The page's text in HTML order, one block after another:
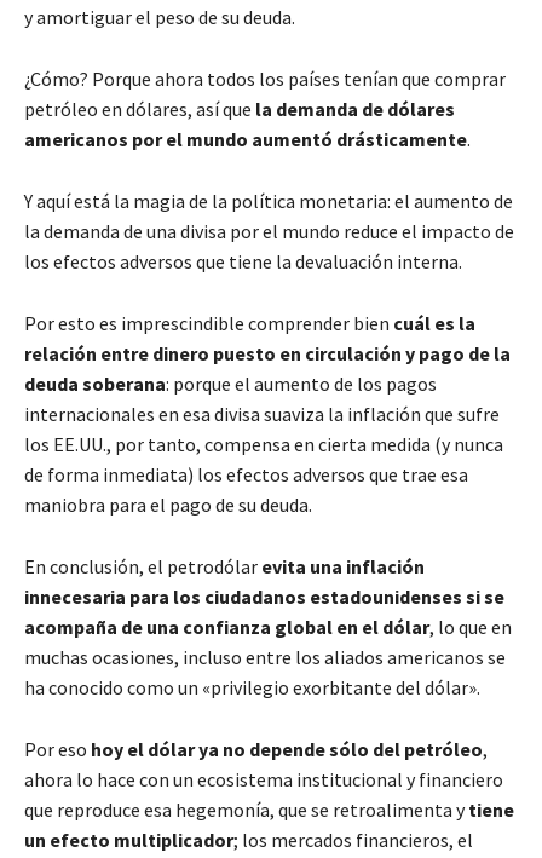
y amortiguar el peso de su deuda.
¿Cómo? Porque ahora todos los países tenían que comprar
petróleo en dólares, así que la demanda de dólares
americanos por el mundo aumentó drásticamente.
Y aquí está la magia de la política monetaria: el aumento de
la demanda de una divisa por el mundo reduce el impacto de
los efectos adversos que tiene la devaluación interna.
Por esto es imprescindible comprender bien cuál es la
relación entre dinero puesto en circulación y pago de la
deuda soberana: porque el aumento de los pagos
internacionales en esa divisa suaviza la inflación que sufre
los EE.UU., por tanto, compensa en cierta medida (y nunca
de forma inmediata) los efectos adversos que trae esa
maniobra para el pago de su deuda.
En conclusión, el petrodólar evita una inflación
innecesaria para los ciudadanos estadounidenses si se
acompaña de una confianza global en el dólar, lo que en
muchas ocasiones, incluso entre los aliados americanos se
ha conocido como un «privilegio exorbitante del dólar».
Por eso hoy el dólar ya no depende sólo del petróleo,
ahora lo hace con un ecosistema institucional y financiero
que reproduce esa hegemonía, que se retroalimenta ytiene
un efecto multiplicador; los mercados financieros, el